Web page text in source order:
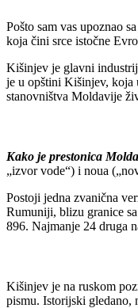
Pošto sam vas upoznao
koja čini srce istočne
Kišinjev je glavni
je u opštini Kišinjev, koja
stanovništva Moldavije
Kako je prestonica
„izvor vode“) i noua
Postoji jedna zvanična
Rumuniji, blizu granice
896. Najmanje 24 druga
Kišinjev je na ruskom
pismu. Istorijski gledano,